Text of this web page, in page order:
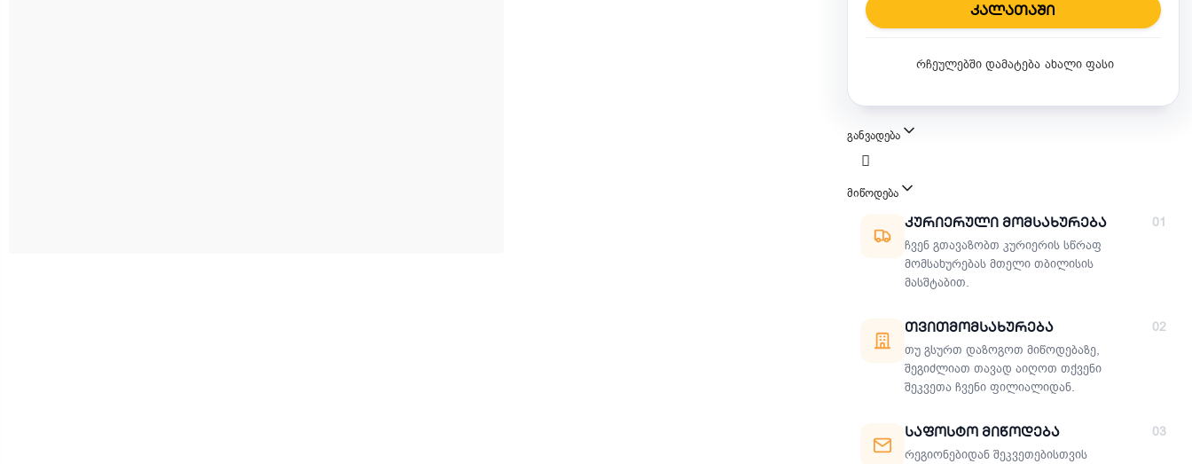
კალათაში
რჩეულებში დამატება ახალი ფასი
განვადება
მიწოდება
მიწოდების მეთოდები
01
Კურიერული Მომსახურება
ჩვენ გთავაზობთ კურიერის სწრაფ
მომსახურებას მთელი თბილისის
მასშტაბით.
02
Თვითმომსახურება
თუ გსურთ დაზოგოთ მიწოდებაზე,
შეგიძლიათ თავად აიღოთ თქვენი
შეკვეთა ჩვენი ფილიალიდან.
03
Საფოსტო Მიწოდება
რეგიონებიდან შეკვეთებისთვის